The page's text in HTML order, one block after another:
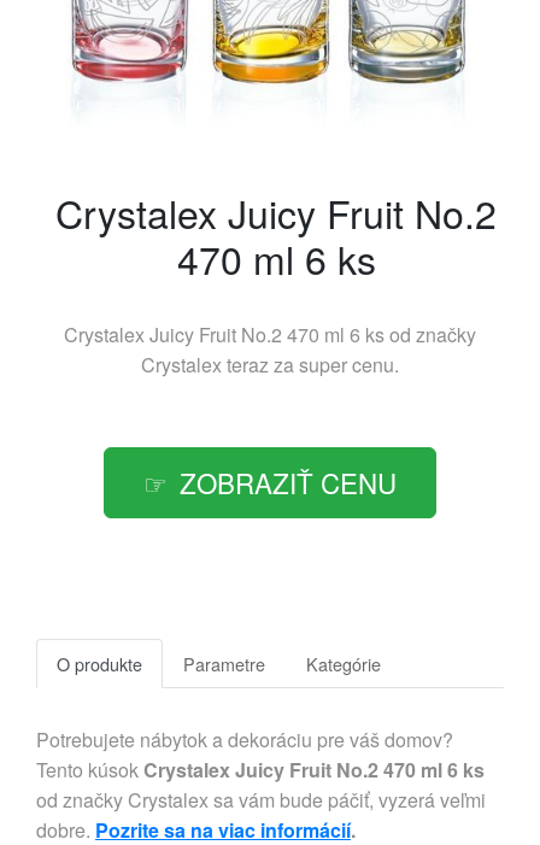
Crystalex Juicy Fruit No.2
470 ml 6 ks
Crystalex Juicy Fruit No.2 470 ml 6 ks od značky
Crystalexteraz za super cenu.
ZOBRAZIŤ CENU
O produkte Parametre Kategórie
Potrebujete nábytok a dekoráciu pre váš domov?
Tento kúsokCrystalex Juicy Fruit No.2 470 ml 6 ks
od značky Crystalex sa vám bude páčiť, vyzerá veľmi
dobre. Pozrite sa na viac informácií.